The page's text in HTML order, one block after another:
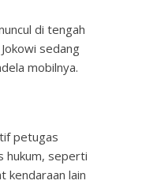
di tengah
sedang
mobilnya.
petugas
hukum, seperti
kendaraan lain